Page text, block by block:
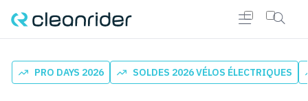
PRO DAYS 2026 SOLDES 2026 VÉLOS ÉLECTRIQUES